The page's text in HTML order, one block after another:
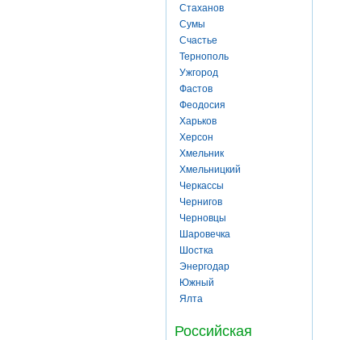
Стаханов
Сумы
Счастье
Тернополь
Ужгород
Фастов
Феодосия
Харьков
Херсон
Хмельник
Хмельницкий
Черкассы
Чернигов
Черновцы
Шаровечка
Шостка
Энергодар
Южный
Ялта
Российская